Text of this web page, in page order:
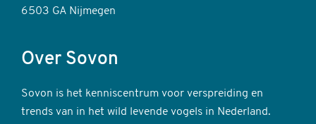
6503 GA Nijmegen
Over Sovon
Sovon is het kenniscentrum voor verspreiding en
trends van in het wild levende vogels in Nederland.